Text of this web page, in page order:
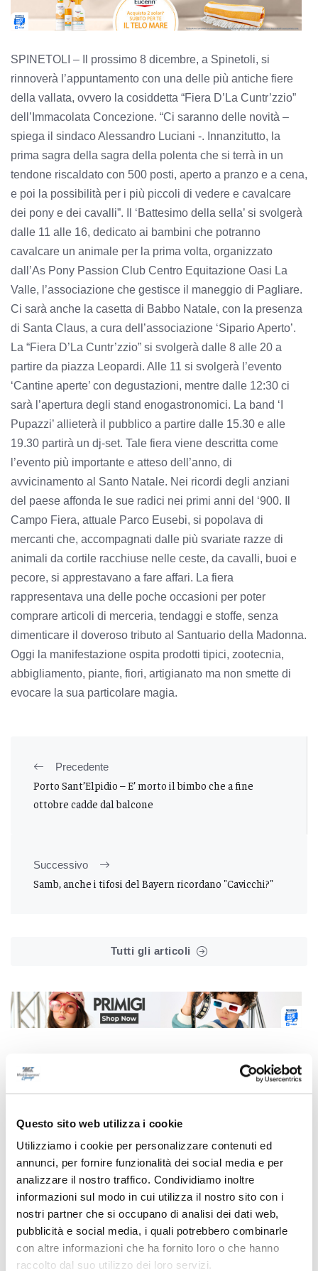
Questo sito web utilizza i cookie
Utilizziamo i cookie per personalizzare contenuti ed
annunci, per fornire funzionalità dei social media e per
analizzare il nostro traffico. Condividiamo inoltre
informazioni sul modo in cui utilizza il nostro sito con i
nostri partner che si occupano di analisi dei dati web,
pubblicità e social media, i quali potrebbero combinarle
con altre informazioni che ha fornito loro o che hanno
raccolto dal suo utilizzo dei loro servizi.
SPINETOLI – Il prossimo 8 dicembre, a Spinetoli, si
rinnoverà l’appuntamento con una delle più antiche fiere
della vallata, ovvero la cosiddetta “Fiera D’La Cuntr’zzio”
dell’Immacolata Concezione. “Ci saranno delle novità –
spiega il sindaco Alessandro Luciani -. Innanzitutto, la
prima sagra della sagra della polenta che si terrà in un
tendone riscaldato con 500 posti, aperto a pranzo e a cena,
e poi la possibilità per i più piccoli di vedere e cavalcare
dei pony e dei cavalli”. Il ‘Battesimo della sella’ si svolgerà
dalle 11 alle 16, dedicato ai bambini che potranno
cavalcare un animale per la prima volta, organizzato
dall’As Pony Passion Club Centro Equitazione Oasi La
Valle, l’associazione che gestisce il maneggio di Pagliare.
Ci sarà anche la casetta di Babbo Natale, con la presenza
di Santa Claus, a cura dell’associazione ‘Sipario Aperto’.
La “Fiera D’La Cuntr’zzio” si svolgerà dalle 8 alle 20 a
partire da piazza Leopardi. Alle 11 si svolgerà l’evento
‘Cantine aperte’ con degustazioni, mentre dalle 12:30 ci
sarà l’apertura degli stand enogastronomici. La band ‘I
Pupazzi’ allieterà il pubblico a partire dalle 15.30 e alle
19.30 partirà un dj-set. Tale fiera viene descritta come
l’evento più importante e atteso dell’anno, di
avvicinamento al Santo Natale. Nei ricordi degli anziani
del paese affonda le sue radici nei primi anni del ‘900. Il
Campo Fiera, attuale Parco Eusebi, si popolava di
mercanti che, accompagnati dalle più svariate razze di
animali da cortile racchiuse nelle ceste, da cavalli, buoi e
pecore, si apprestavano a fare affari. La fiera
rappresentava una delle poche occasioni per poter
comprare articoli di merceria, tendaggi e stoffe, senza
dimenticare il doveroso tributo al Santuario della Madonna.
Oggi la manifestazione ospita prodotti tipici, zootecnia,
abbigliamento, piante, fiori, artigianato ma non smette di
evocare la sua particolare magia.
Precedente
Porto Sant’Elpidio – E’ morto il bimbo che a fine
ottobre cadde dal balcone
Successivo
Samb, anche i tifosi del Bayern ricordano "Cavicchi?"
Tutti gli articoli
Correlati